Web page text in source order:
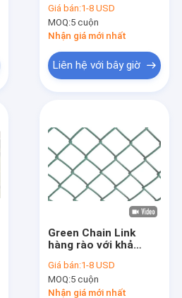
dụng trong khu vực
công nghiệp thương
mại dân cư
Giá bán:1-8 USD
MOQ:5 cuộn
Nhận giá mới nhất
Liên hệ với bây giờ
Green Chain Link
hàng rào với khả
và rỉ sét vượt trội
Giá bán:1-8 USD
MOQ:5 cuộn
Nhận giá mới nhất